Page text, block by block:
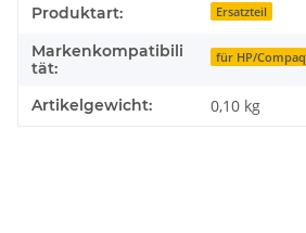
Produkteigenschaft
Wert
Produktart: Ersatzteil
Markenkompatibili
tät:
für HP/Compaq
Artikelgewicht: 0,10 kg